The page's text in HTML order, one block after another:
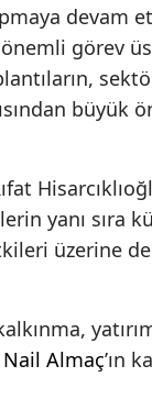
devam
önemli görev
büyük
yanı sıra
üzerine de
Nail Almaç’ın